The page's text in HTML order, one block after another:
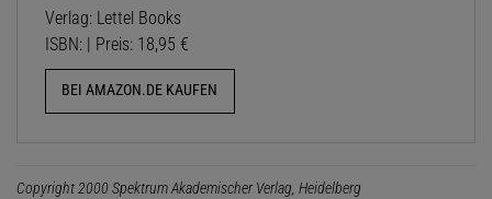
Verlag: Lettel Books
ISBN: | Preis: 18,95 €
BEI AMAZON.DE KAUFEN
Copyright 2000 Spektrum Akademischer Verlag, Heidelberg